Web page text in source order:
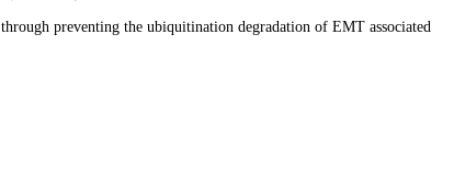
preventing the ubiquitination degradation of EMT associated